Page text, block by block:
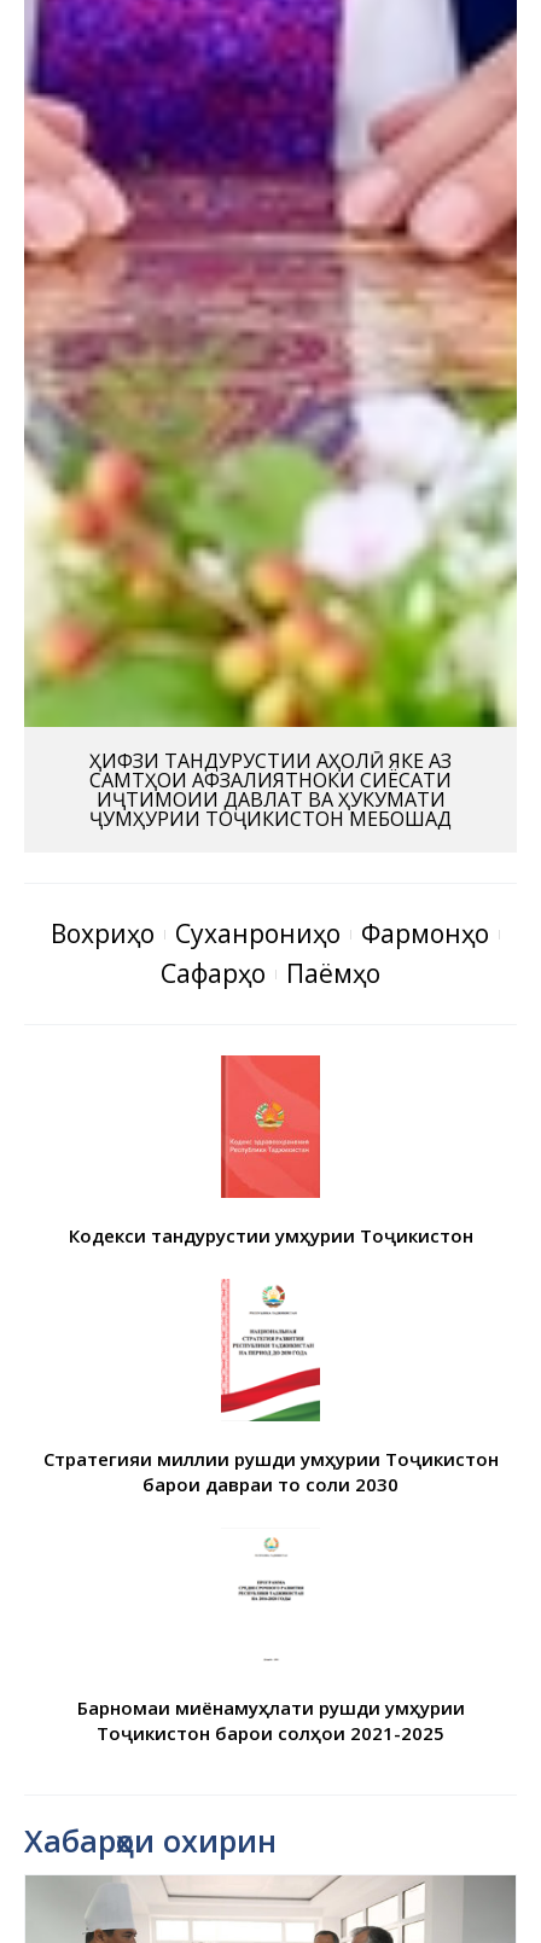
ҲИФЗИ ТАНДУРУСТИИ АҲОЛӢ ЯКЕ АЗ
САМТҲОИ АФЗАЛИЯТНОКИ СИЁСАТИ
ИҶТИМОИИ ДАВЛАТ ВА ҲУКУМАТИ
ҶУМҲУРИИ ТОҶИКИСТОН МЕБОШАД
Вохӯриҳо Суханрониҳо
Фармонҳо
Сафарҳо
Паёмҳо
Кодекси тандурустии Ҷумҳурии Тоҷикистон
Стратегияи миллии рушди Ҷумҳурии Тоҷикистон
барои давраи то соли 2030
Барномаи миёнамуҳлати рушди Ҷумҳурии
Тоҷикистон барои солҳои 2021-2025
Хабарҳои охирин